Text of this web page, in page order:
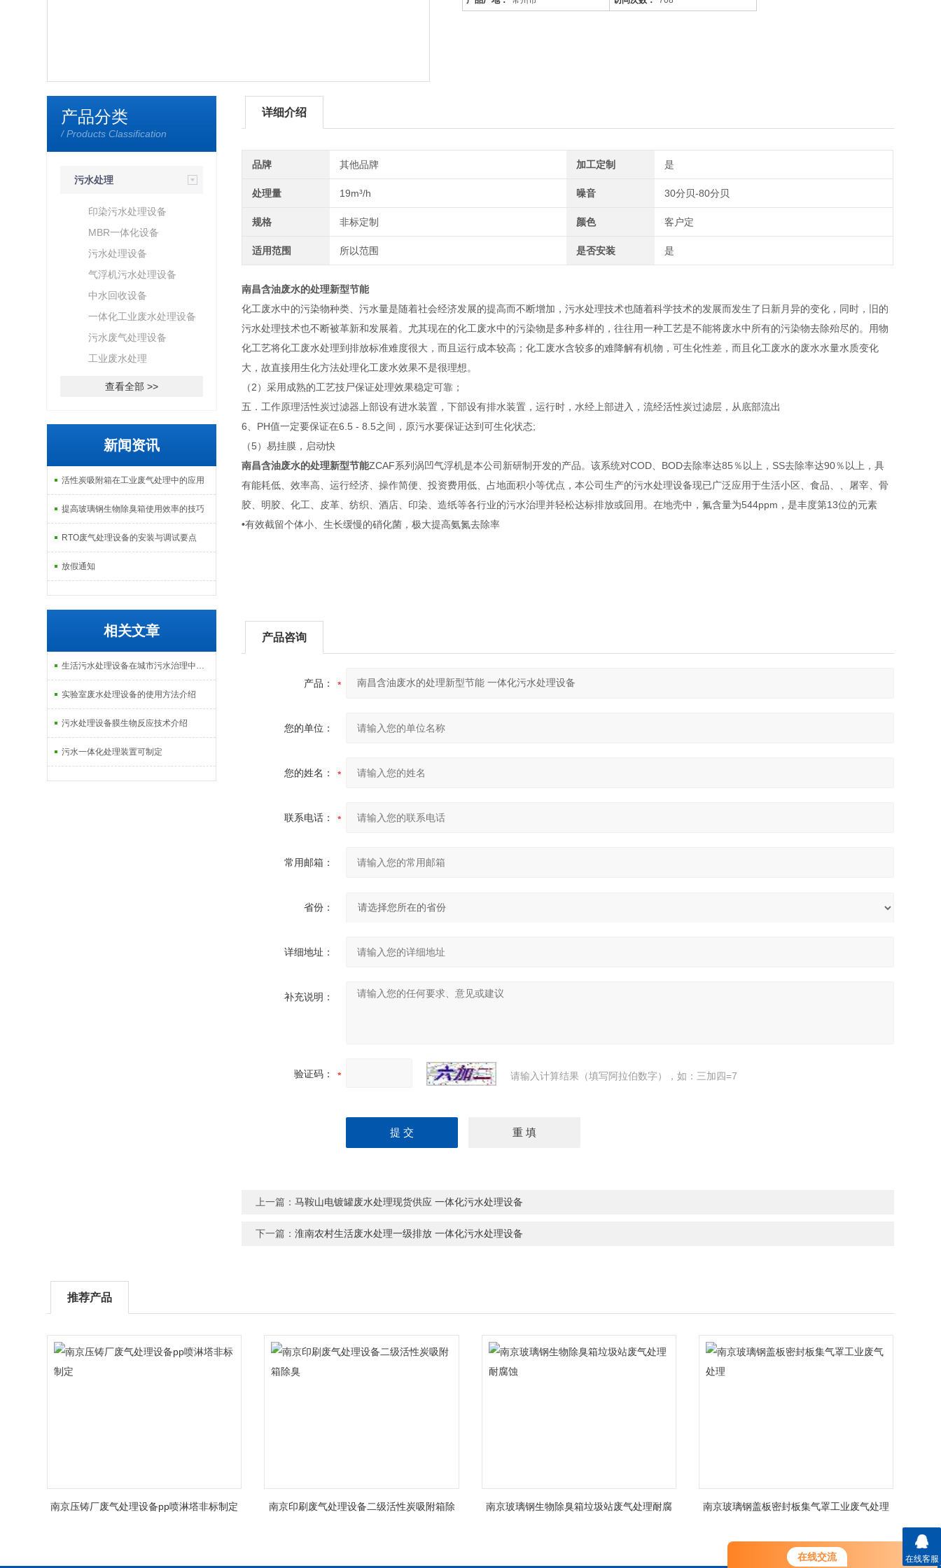
在线交流
您好！欢迎前来咨询，很高兴为您
服务，请问您要咨询什么问题呢？
产品分类
/ Products Classification
污水处理
印染污水处理设备
MBR一体化设备
污水处理设备
气浮机污水处理设备
中水回收设备
一体化工业废水处理设备
污水废气处理设备
工业废水处理
查看全部 >>
新闻资讯
活性炭吸附箱在工业废气处理中的应用
提高玻璃钢生物除臭箱使用效率的技巧
RTO废气处理设备的安装与调试要点
放假通知
相关文章
生活污水处理设备在城市污水治理中的应用介绍
实验室废水处理设备的使用方法介绍
污水处理设备膜生物反应技术介绍
污水一体化处理装置可制定
详细介绍
品牌 其他品牌 加工定制 是
处理量 19m³/h 噪音 30分贝-80分贝
规格 非标定制 颜色 客户定
适用范围 所以范围 是否安装 是
南昌含油废水的处理新型节能
化工废水中的污染物种类、污水量是随着社会经济发展的提高而不断增加，污水处理技术也随着科学技术的发展而发生了日新月异的变化，同时，旧的
污水处理技术也不断被革新和发展着。尤其现在的化工废水中的污染物是多种多样的，往往用一种工艺是不能将废水中所有的污染物去除殆尽的。用物
化工艺将化工废水处理到排放标准难度很大，而且运行成本较高；化工废水含较多的难降解有机物，可生化性差，而且化工废水的废水水量水质变化
大，故直接用生化方法处理化工废水效果不是很理想。
（2）采用成熟的工艺技尸保证处理效果稳定可靠；
五．工作原理活性炭过滤器上部设有进水装置，下部设有排水装置，运行时，水经上部进入，流经活性炭过滤层，从底部流出
6、PH值一定要保证在6.5 - 8.5之间，原污水要保证达到可生化状态;
（5）易挂膜，启动快
南昌含油废水的处理新型节能ZCAF系列涡凹气浮机是本公司新研制开发的产品。该系统对COD、BOD去除率达85％以上，SS去除率达90％以上，具
有能耗低、效率高、运行经济、操作简便、投资费用低、占地面积小等优点，本公司生产的污水处理设备现已广泛应用于生活小区、食品、、屠宰、骨
胶、明胶、化工、皮革、纺织、酒店、印染、造纸等各行业的污水治理并轻松达标排放或回用。在地壳中，氟含量为544ppm，是丰度第13位的元素
•有效截留个体小、生长缓慢的硝化菌，极大提高氨氮去除率
产品咨询
产品：
您的单位：
您的姓名：
联系电话：
常用邮箱：
省份：
详细地址：
补充说明：
验证码： 请输入计算结果（填写阿拉伯数字），如：三加四=7
上一篇：马鞍山电镀罐废水处理现货供应 一体化污水处理设备
下一篇：淮南农村生活废水处理一级排放 一体化污水处理设备
推荐产品
南京压铸厂废气处理设备pp喷淋塔非标制定
南京印刷废气处理设备二级活性炭吸附箱除
南京玻璃钢生物除臭箱垃圾站废气处理耐腐
南京玻璃钢盖板密封板集气罩工业废气处理
在线客服